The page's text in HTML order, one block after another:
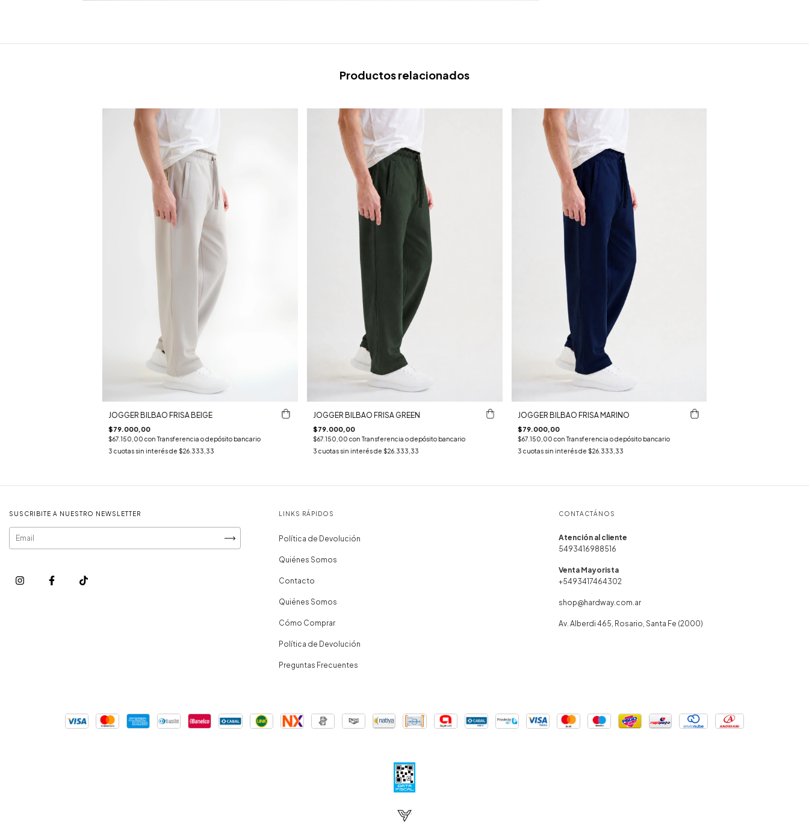
Productos relacionados
JOGGER BILBAO FRISA BEIGE
$79.000,00
$67.150,00con Transferencia o depósito bancario
3 cuotas sin interés de $26.333,33
JOGGER BILBAO FRISA GREEN
$79.000,00
$67.150,00con Transferencia o depósito bancario
3 cuotas sin interés de $26.333,33
JOGGER BILBAO FRISA MARINO
$79.000,00
$67.150,00conTransferencia o depósito bancario
3cuotas sin interés de $26.333,33
SUSCRIBITE A NUESTRO NEWSLETTER LINKS RÁPIDOS
Política de Devolución
Quiénes Somos
Contacto
Quiénes Somos
Cómo Comprar
Política de Devolución
Preguntas Frecuentes
CONTACTÁNOS
5493416988516
+5493417464302
shop@hardway.com.ar
Av. Alberdi 465, Rosario, Santa Fe (2000)